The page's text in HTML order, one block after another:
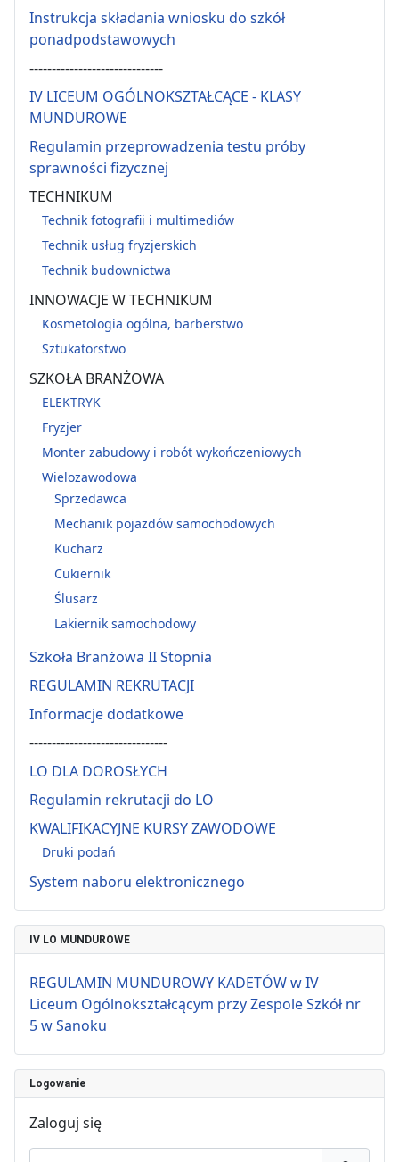
Instrukcja składania wniosku do szkół
ponadpodstawowych
------------------------------
IV LICEUM OGÓLNOKSZTAŁCĄCE - KLASY
MUNDUROWE
Regulamin przeprowadzenia testu próby
sprawności fizycznej
TECHNIKUM
Technik fotografii i multimediów
Technik usług fryzjerskich
Technik budownictwa
INNOWACJE W TECHNIKUM
Kosmetologia ogólna, barberstwo
Sztukatorstwo
SZKOŁA BRANŻOWA
ELEKTRYK
Fryzjer
Monter zabudowy i robót wykończeniowych
Wielozawodowa
Sprzedawca
Mechanik pojazdów samochodowych
Kucharz
Cukiernik
Ślusarz
Lakiernik samochodowy
Szkoła Branżowa II Stopnia
REGULAMIN REKRUTACJI
Informacje dodatkowe
-------------------------------
LO DLA DOROSŁYCH
Regulamin rekrutacji do LO
KWALIFIKACYJNE KURSY ZAWODOWE
Druki podań
System naboru elektronicznego
IV LO MUNDUROWE
REGULAMIN MUNDUROWY KADETÓW w IV
Liceum Ogólnokształcącym przy Zespole Szkół nr
5 w Sanoku
Logowanie
Zaloguj się